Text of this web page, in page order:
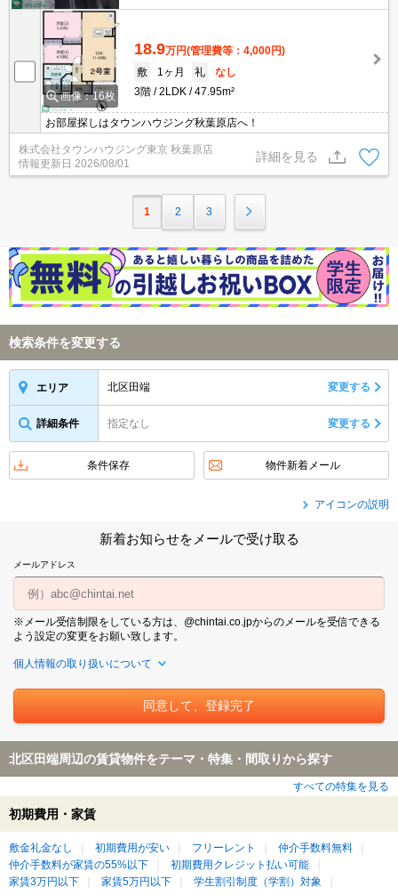
画像：16枚
18.9万円(管理費等：4,000円)
敷
1ヶ月 礼
なし
3階
2LDK 47.95m²
お部屋探しはタウンハウジング秋葉原店へ！
株式会社タウンハウジング東京 秋葉原店
情報更新日 2026/08/01
詳細を見る
1 2 3
検索条件を変更する
エリア 北区田端 変更する
詳細条件 指定なし 変更する
条件保存 物件新着メール
アイコンの説明
新着お知らせをメールで受け取る
メールアドレス
※メール受信制限をしている方は、@chintai.co.jpからのメールを受信できる
よう設定の変更をお願い致します。
個人情報の取り扱いについて
北区田端周辺の賃貸物件をテーマ・特集・間取りから探す
すべての特集を見る
初期費用・家賃
敷金礼金なし 初期費用が安い フリーレント
仲介手数料無料
仲介手数料が家賃の55%以下
初期費用クレジット払い可能
家賃3万円以下
家賃5万円以下 学生割引制度（学割）対象